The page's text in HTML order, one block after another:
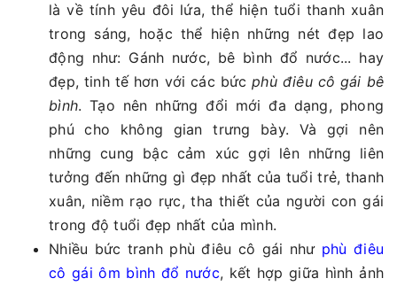
là về tính yêu đôi lứa, thể hiện tuổi thanh xuân
trong sáng, hoặc thể hiện những nét đẹp lao
động như: Gánh nước, bê bình đổ nước... hay
đẹp, tinh tế hơn với các bứcphù điêu cô gái bê
bình. Tạo nên những đổi mới đa dạng, phong
phú cho không gian trưng bày. Và gợi nên
những cung bậc cảm xúc gợi lên những liên
tưởng đến những gì đẹp nhất của tuổi trẻ, thanh
xuân, niềm rạo rực, tha thiết của người con gái
trong độ tuổi đẹp nhất của mình.
Nhiều bức tranh phù điêu cô gái như phù điêu
cô gái ôm bình đổ nước, kết hợp giữa hình ảnh